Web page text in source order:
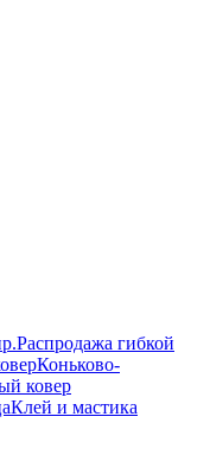
Распродажа гибкой
Коньково-
ковер
Клей и мастика